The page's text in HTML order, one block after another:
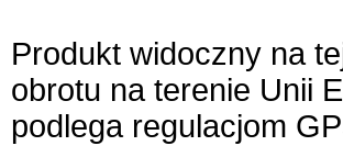
Produkt widoczny na
obrotu na terenie Unii
podlega regulacjom